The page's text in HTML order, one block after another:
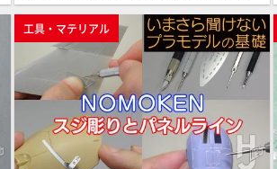
を丁寧に解説！30MM「アチェルビー」が
サイバーパンク調に輝く!?
工具・マテリアル